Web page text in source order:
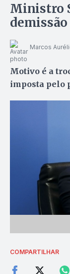
Ministro
Marcos
Motivo é a
imposta pelo
COMPARTILHAR